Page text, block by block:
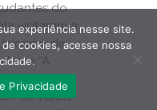
do
visitaram a
de
“A
Os
de visitas
experiência nesse site.
cookies, acesse nossa
Privacidade